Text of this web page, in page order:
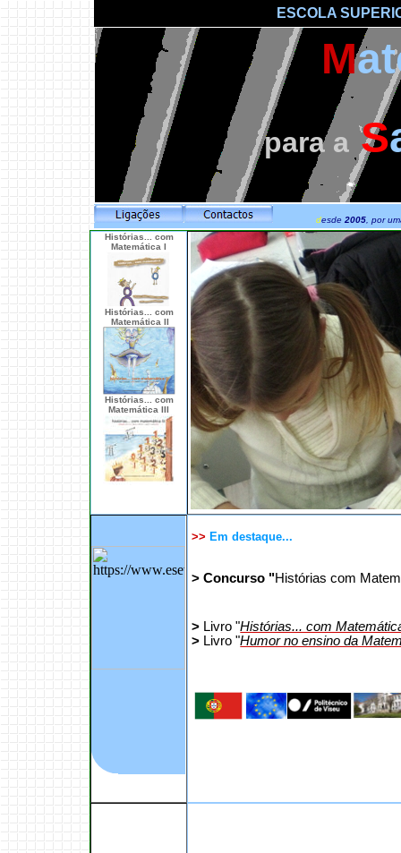
ESCOLA
M
para a S
desde 2005, por
Histórias... com
Matemática I
Histórias... com
Matemática II
Histórias... com
Matemática III
>> Em destaque...
> Concurso "Histórias com
> Livro "Histórias... com
> Livro "Humor no ensino da